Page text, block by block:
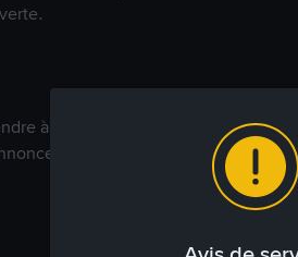
à votre prix. Achetez ou
commerciales pour